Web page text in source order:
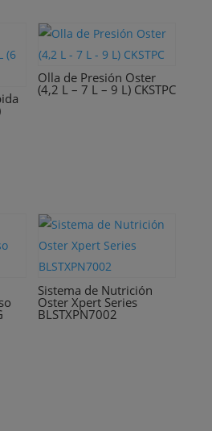
Olla de Presión Oster
(4,2 L – 7 L – 9 L) CKSTPC
Sistema de Nutrición
Oster Xpert Series
BLSTXPN7002